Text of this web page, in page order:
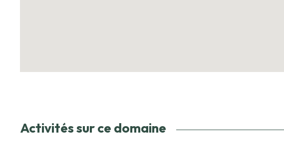
Activités sur ce domaine